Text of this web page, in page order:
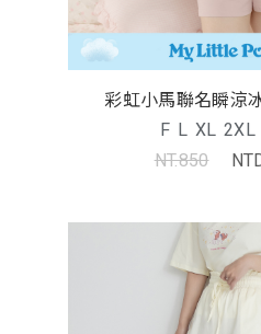
彩虹小馬聯名瞬涼
F L XL 2XL
NT.850